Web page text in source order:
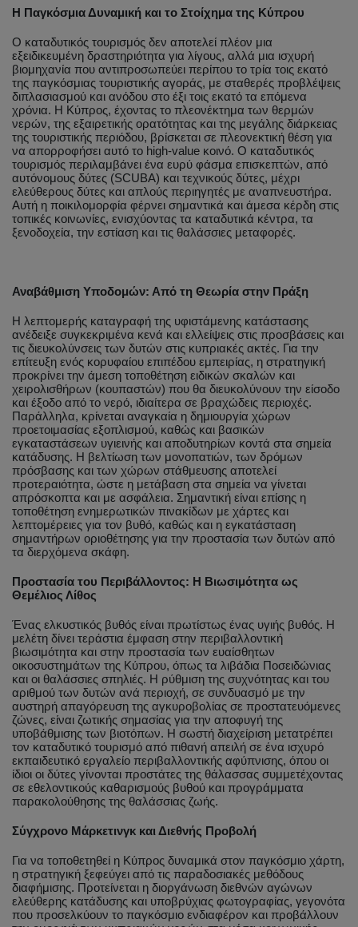
Η Παγκόσμια Δυναμική και το Στοίχημα της Κύπρου
Ο καταδυτικός τουρισμός δεν αποτελεί πλέον μια
εξειδικευμένη δραστηριότητα για λίγους, αλλά μια ισχυρή
βιομηχανία που αντιπροσωπεύει περίπου το τρία τοις εκατό
της παγκόσμιας τουριστικής αγοράς, με σταθερές προβλέψεις
διπλασιασμού και ανόδου στο έξι τοις εκατό τα επόμενα
χρόνια. Η Κύπρος, έχοντας το πλεονέκτημα των θερμών
νερών, της εξαιρετικής ορατότητας και της μεγάλης διάρκειας
της τουριστικής περιόδου, βρίσκεται σε πλεονεκτική θέση για
να απορροφήσει αυτό το high-value κοινό. Ο καταδυτικός
τουρισμός περιλαμβάνει ένα ευρύ φάσμα επισκεπτών, από
αυτόνομους δύτες (SCUBA) και τεχνικούς δύτες, μέχρι
ελεύθερους δύτες και απλούς περιηγητές με αναπνευστήρα.
Αυτή η ποικιλομορφία φέρνει σημαντικά και άμεσα κέρδη στις
τοπικές κοινωνίες, ενισχύοντας τα καταδυτικά κέντρα, τα
ξενοδοχεία, την εστίαση και τις θαλάσσιες μεταφορές.
Αναβάθμιση Υποδομών: Από τη Θεωρία στην Πράξη
Η λεπτομερής καταγραφή της υφιστάμενης κατάστασης
ανέδειξε συγκεκριμένα κενά και ελλείψεις στις προσβάσεις και
τις διευκολύνσεις των δυτών στις κυπριακές ακτές. Για την
επίτευξη ενός κορυφαίου επιπέδου εμπειρίας, η στρατηγική
προκρίνει την άμεση τοποθέτηση ειδικών σκαλών και
χειρολισθήρων (κουπαστών) που θα διευκολύνουν την είσοδο
και έξοδο από το νερό, ιδιαίτερα σε βραχώδεις περιοχές.
Παράλληλα, κρίνεται αναγκαία η δημιουργία χώρων
προετοιμασίας εξοπλισμού, καθώς και βασικών
εγκαταστάσεων υγιεινής και αποδυτηρίων κοντά στα σημεία
κατάδυσης. Η βελτίωση των μονοπατιών, των δρόμων
πρόσβασης και των χώρων στάθμευσης αποτελεί
προτεραιότητα, ώστε η μετάβαση στα σημεία να γίνεται
απρόσκοπτα και με ασφάλεια. Σημαντική είναι επίσης η
τοποθέτηση ενημερωτικών πινακίδων με χάρτες και
λεπτομέρειες για τον βυθό, καθώς και η εγκατάσταση
σημαντήρων οριοθέτησης για την προστασία των δυτών από
τα διερχόμενα σκάφη.
Προστασία του Περιβάλλοντος: Η Βιωσιμότητα ως
Θεμέλιος Λίθος
Ένας ελκυστικός βυθός είναι πρωτίστως ένας υγιής βυθός. Η
μελέτη δίνει τεράστια έμφαση στην περιβαλλοντική
βιωσιμότητα και στην προστασία των ευαίσθητων
οικοσυστημάτων της Κύπρου, όπως τα λιβάδια Ποσειδώνιας
και οι θαλάσσιες σπηλιές. Η ρύθμιση της συχνότητας και του
αριθμού των δυτών ανά περιοχή, σε συνδυασμό με την
αυστηρή απαγόρευση της αγκυροβολίας σε προστατευόμενες
ζώνες, είναι ζωτικής σημασίας για την αποφυγή της
υποβάθμισης των βιοτόπων. Η σωστή διαχείριση μετατρέπει
τον καταδυτικό τουρισμό από πιθανή απειλή σε ένα ισχυρό
εκπαιδευτικό εργαλείο περιβαλλοντικής αφύπνισης, όπου οι
ίδιοι οι δύτες γίνονται προστάτες της θάλασσας συμμετέχοντας
σε εθελοντικούς καθαρισμούς βυθού και προγράμματα
παρακολούθησης της θαλάσσιας ζωής.
Σύγχρονο Μάρκετινγκ και Διεθνής Προβολή
Για να τοποθετηθεί η Κύπρος δυναμικά στον παγκόσμιο χάρτη,
η στρατηγική ξεφεύγει από τις παραδοσιακές μεθόδους
διαφήμισης. Προτείνεται η διοργάνωση διεθνών αγώνων
ελεύθερης κατάδυσης και υποβρύχιας φωτογραφίας, γεγονότα
που προσελκύουν το παγκόσμιο ενδιαφέρον και προβάλλουν